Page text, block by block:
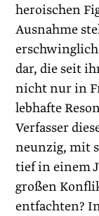
heroischen
Ausnahme
dar, die seit
nicht nur in
lebhafte
Verfasser
neunzig, mit
tief in einem
großen
entfachten?